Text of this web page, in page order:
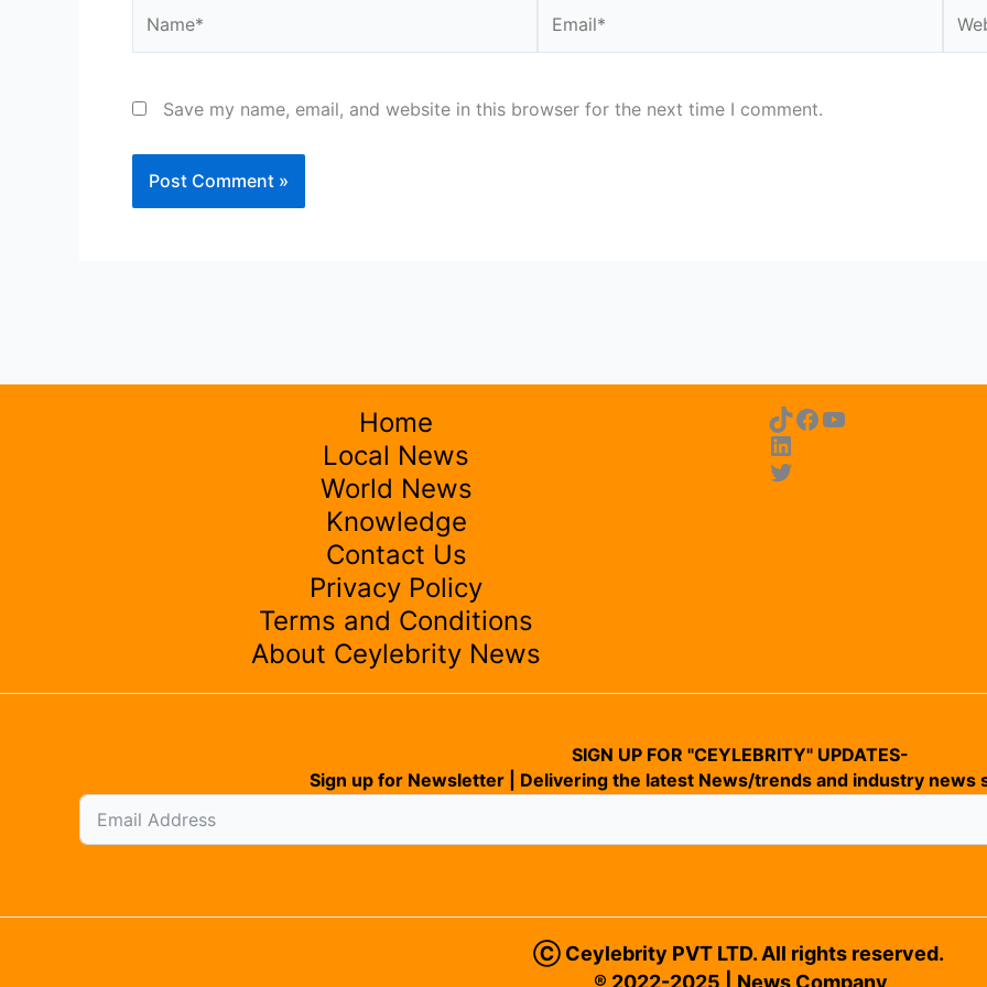
Save my name, email, and website in this browser for the next time I comment.
Home
Local News
World News
Knowledge
Contact Us
Privacy Policy
Terms and Conditions
About Ceylebrity News
SIGN UP FOR "CEYLEBRITY" UPDATES-
Sign up for Newsletter | Delivering the latest News/trends and industry news
Ⓒ Ceylebrity PVT LTD. All rights reserved.
® 2022-2025 | News Company